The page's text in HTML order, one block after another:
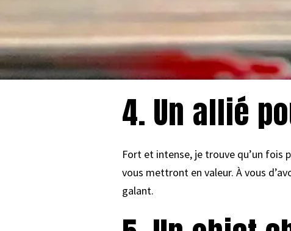
4. Un allié
Fort et intense, je trouve qu’un fois
vous mettront en valeur. À vous
galant.